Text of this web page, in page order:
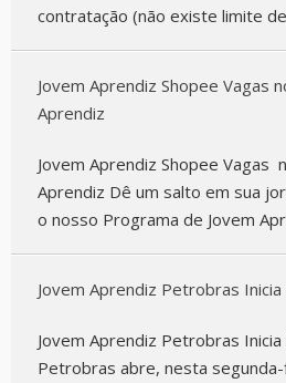
contratação (não existe limite
Jovem Aprendiz Shopee Vagas
Aprendiz
Jovem Aprendiz Shopee Vagas
Aprendiz Dê um salto em sua
o nosso Programa de Jovem
Jovem Aprendiz Petrobras
Jovem Aprendiz Petrobras
Petrobras abre, nesta